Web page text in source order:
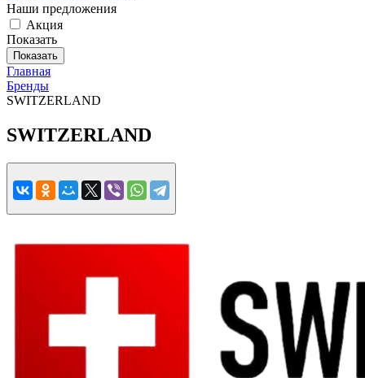
Наши предложения
Акция
Показать
Показать
Главная
Бренды
SWITZERLAND
SWITZERLAND